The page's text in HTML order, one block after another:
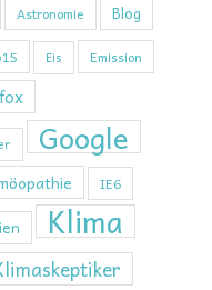
Astronomie Blog
Eis
Emission
Google
IE6
Klima